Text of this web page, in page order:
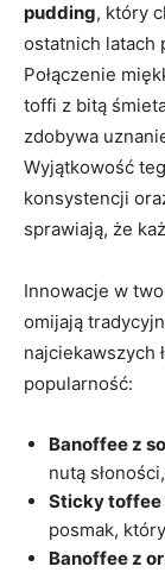
pudding, który
ostatnich latach
Połączenie
toffi z bitą
zdobywa
Wyjątkowość
konsystencji
sprawiają, że
Innowacje w
omijają
najciekawszych
popularność:
Banoffee z
nutą
Sticky toffee
posmak,
Banoffee z